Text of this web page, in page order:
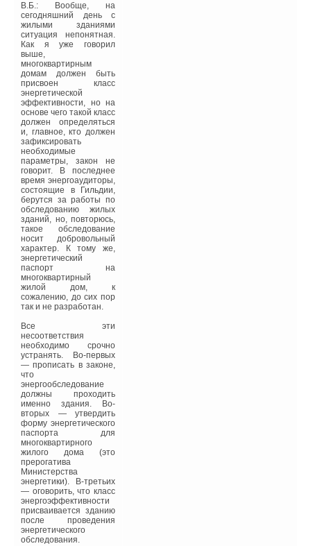
В.Б.: Вообще, на
сегодняшний день с
жилыми зданиями
ситуация непонятная.
Как я уже говорил
выше,
многоквартирным
домам должен быть
присвоен класс
энергетической
эффективности, но на
основе чего такой класс
должен определяться
и, главное, кто должен
зафиксировать
необходимые
параметры, закон не
говорит. В последнее
время энергоаудиторы,
состоящие в Гильдии,
берутся за работы по
обследованию жилых
зданий, но, повторюсь,
такое обследование
носит добровольный
характер. К тому же,
энергетический
паспорт на
многоквартирный
жилой дом, к
сожалению, до сих пор
так и не разработан.
Все эти
несоответствия
необходимо срочно
устранять. Во-первых
— прописать в законе,
что
энергообследование
должны проходить
именно здания. Во-
вторых — утвердить
форму энергетического
паспорта для
многоквартирного
жилого дома (это
прерогатива
Министерства
энергетики). В-третьих
— оговорить, что класс
энергоэффективности
присваивается зданию
после проведения
энергетического
обследования.